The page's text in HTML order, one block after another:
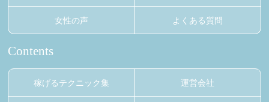
女性の声 よくある質問
Contents
稼げるテクニック集 運営会社